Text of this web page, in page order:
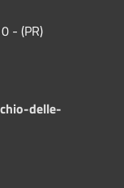
- (PR)
delle-